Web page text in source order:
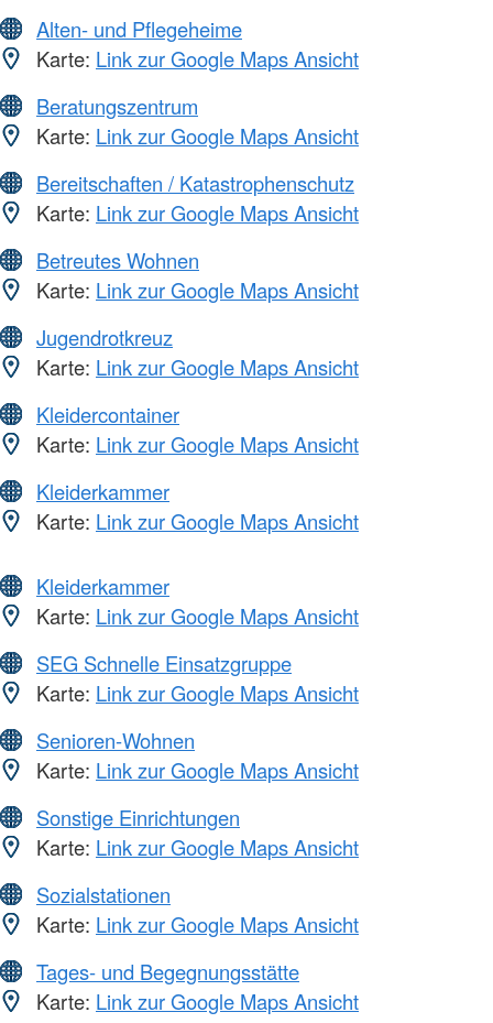
Alten- und Pflegeheime
Karte: Link zur Google Maps Ansicht
Beratungszentrum
Karte: Link zur Google Maps Ansicht
Bereitschaften / Katastrophenschutz
Karte: Link zur Google Maps Ansicht
Betreutes Wohnen
Karte: Link zur Google Maps Ansicht
Jugendrotkreuz
Karte: Link zur Google Maps Ansicht
Kleidercontainer
Karte: Link zur Google Maps Ansicht
Kleiderkammer
Karte: Link zur Google Maps Ansicht
Kleiderkammer
Karte: Link zur Google Maps Ansicht
SEG Schnelle Einsatzgruppe
Karte: Link zur Google Maps Ansicht
Senioren-Wohnen
Karte: Link zur Google Maps Ansicht
Sonstige Einrichtungen
Karte: Link zur Google Maps Ansicht
Sozialstationen
Karte: Link zur Google Maps Ansicht
Tages- und Begegnungsstätte
Karte: Link zur Google Maps Ansicht